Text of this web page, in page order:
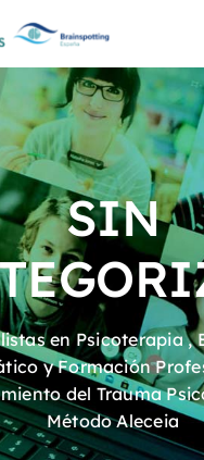
SIN
en Psicoterapia ,
y Formación
del Trauma
Método Aleceia